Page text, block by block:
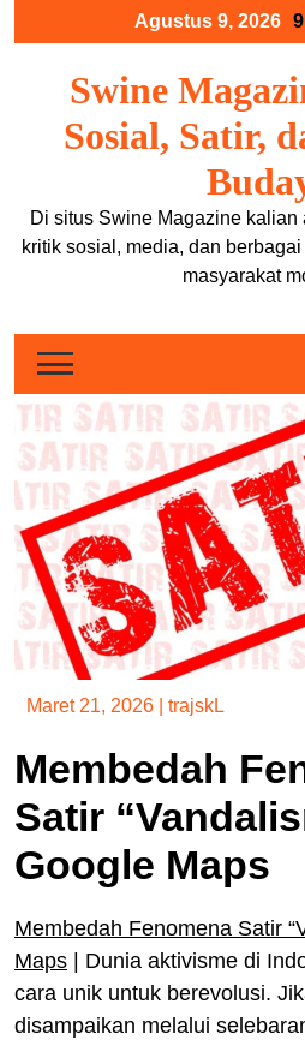
Agustus 9, 2026
Swine
Sosial, Satir,
Di situs Swine Magazine kalian
kritik sosial, media, dan
masyarakat
Maret 21, 2026 trajskL
Membedah
Satir
Google Maps
Membedah Fenomena Satir
Maps | Dunia aktivisme di
cara unik untuk berevolusi.
disampaikan melalui